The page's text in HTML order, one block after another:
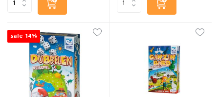
sale 14%